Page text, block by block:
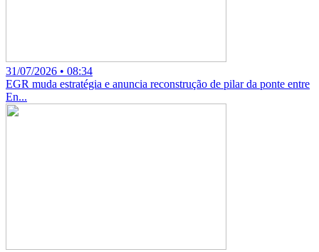
31/07/2026 • 08:34
EGR muda estratégia e anuncia reconstrução de pilar da ponte entre
En...